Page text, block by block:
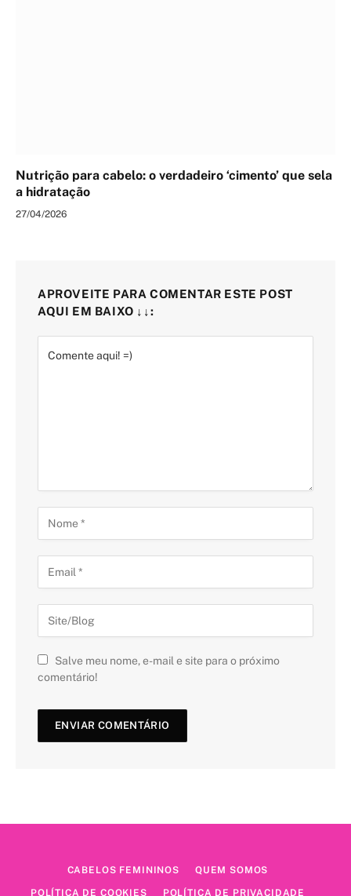
Nutrição para cabelo: o verdadeiro ‘cimento’ que sela
a hidratação
27/04/2026
APROVEITE PARA COMENTAR ESTE POST
AQUI EM BAIXO ↓↓:
Salve meu nome, e-mail e site para o próximo
comentário!
CABELOS FEMININOS QUEM SOMOS
POLÍTICA DE COOKIES POLÍTICA DE PRIVACIDADE